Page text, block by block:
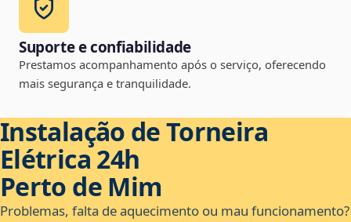
Suporte e confiabilidade
Prestamos acompanhamento após o serviço, oferecendo
mais segurança e tranquilidade.
Instalação de Torneira
Elétrica 24h
Perto de Mim
Problemas, falta de aquecimento ou mau funcionamento?